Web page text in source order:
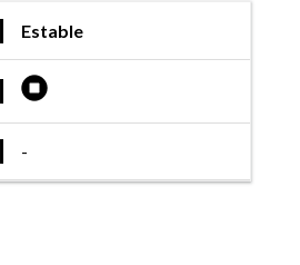
Estable
-